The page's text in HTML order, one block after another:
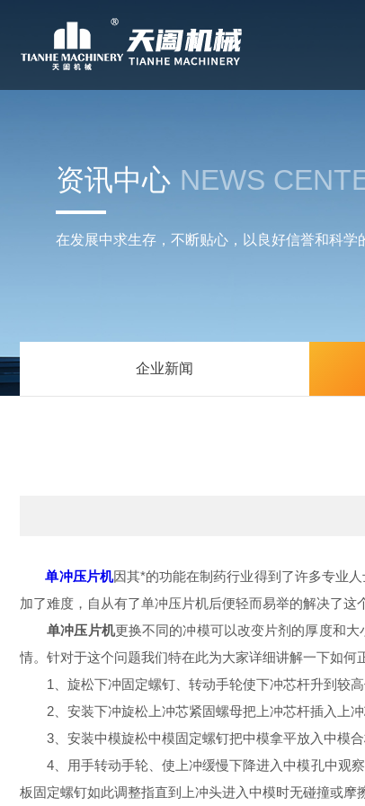
资讯中心 NEWS
在发展中求生存，不断贴心，以良好信誉和科学
企业新闻
单冲压片机因其*的功能在制药行业得到了许多专业
加了难度，自从有了单冲压片机后便轻而易举的解决了这
单冲压片机更换不同的冲模可以改变片剂的厚度和
情。针对于这个问题我们特在此为大家详细讲解一下如何
1、旋松下冲固定螺钉、转动手轮使下冲芯杆升到较高
2、安装下冲旋松上冲芯紧固螺母把上冲芯杆插入上冲
3、安装中模旋松中模固定螺钉把中模拿平放入中模合
4、用手转动手轮、使上冲缓慢下降进入中模孔中观察
板固定螺钉如此调整指直到上冲头进入中模时无碰撞或摩